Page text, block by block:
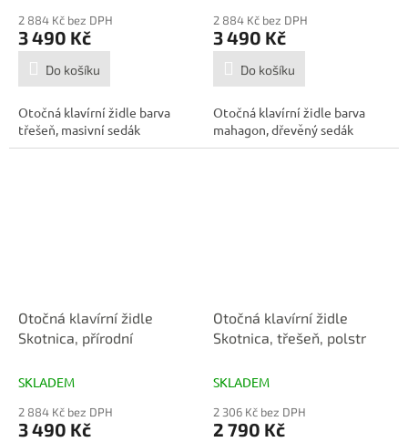
2 884 Kč bez DPH
3 490 Kč
Do košíku
Otočná klavírní židle barva
třešeň, masivní sedák
2 884 Kč bez DPH
3 490 Kč
Do košíku
Otočná klavírní židle barva
mahagon, dřevěný sedák
Otočná klavírní židle
Skotnica, přírodní
SKLADEM
2 884 Kč bez DPH
3 490 Kč
Otočná klavírní židle
Skotnica, třešeň, polstr
SKLADEM
2 306 Kč bez DPH
2 790 Kč